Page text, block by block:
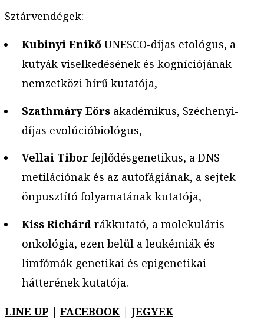
Sztárvendégek:
Kubinyi EnikőUNESCO-díjas etológus, a
kutyák viselkedésének és kogníciójának
nemzetközi hírű kutatója,
Szathmáry Eörsakadémikus, Széchenyi-
díjas evolúcióbiológus,
Vellai Tiborfejlődésgenetikus, a DNS-
metilációnak és az autofágiának, a sejtek
önpusztító folyamatának kutatója,
Kiss Richárd rákkutató, a molekuláris
onkológia, ezen belül a leukémiák és
limfómák genetikai és epigenetikai
hátterének kutatója.
LINE UP | FACEBOOK | JEGYEK